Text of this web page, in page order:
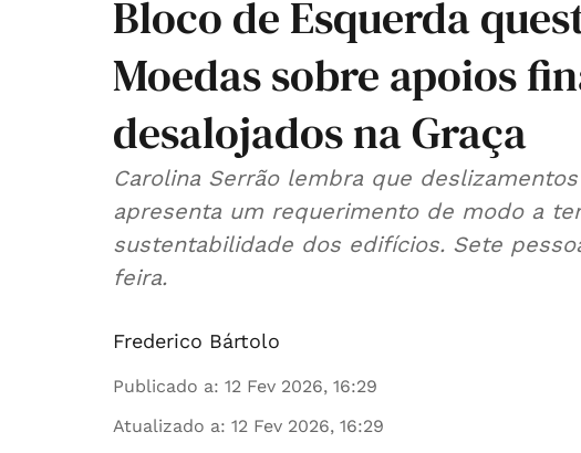
Bloco de Esquerda
Moedas sobre apoios
desalojados na Graça
Carolina Serrão lembra que
apresenta um requerimento de modo a
sustentabilidade dos edifícios. Sete
feira.
Frederico Bártolo
Publicado a: 12 Fev 2026, 16:29
Atualizado a: 12 Fev 2026, 16:29